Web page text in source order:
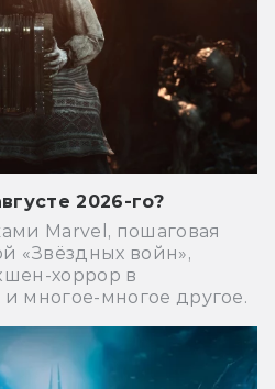
2026-го?
Marvel, пошаговая
«Звёздных войн»,
хоррор в
многое-многое другое.